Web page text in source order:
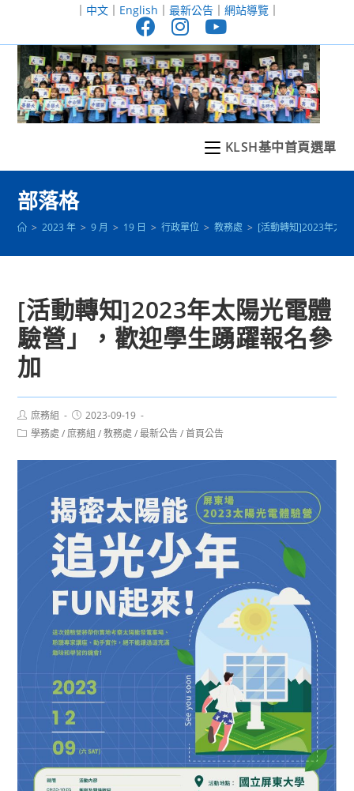
至
｜ 中文｜ English ｜ 最新公告｜ 網站導覽｜
KLSH基中首頁選單
部落格
> 2023 年 > 9 月 > 19 日 > 行政單位 > 教務處 > [活動轉知]2023年太
[活動轉知]2023年太陽光電體
驗營」，歡迎學生踴躍報名參
加
Post
author:
庶務組
Post
published:
2023-09-19
Post學務處 / 庶務組 / 教務處 / 最新公告 / 首頁公告